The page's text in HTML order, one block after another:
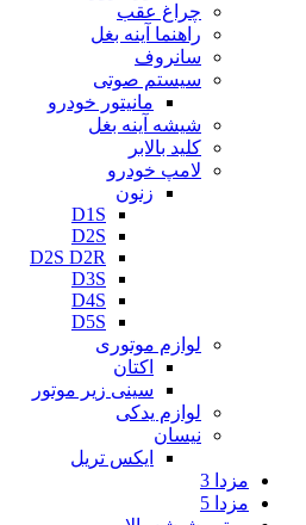
چراغ عقب
راهنما آینه بغل
سانروف
سیستم صوتی
مانیتور خودرو
شیشه آینه بغل
کلید بالابر
لامپ خودرو
زنون
D1S
D2S
D2S D2R
D3S
D4S
D5S
لوازم موتوری
اکتان
سینی زیر موتور
لوازم یدکی
نیسان
ایکس تریل
مزدا 3
مزدا 5